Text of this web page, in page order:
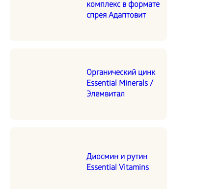
комплекс в формате
спрея Адаптовит
Органический цинк
Essential Minerals /
Элемвитал
Диосмин и рутин
Essential Vitamins